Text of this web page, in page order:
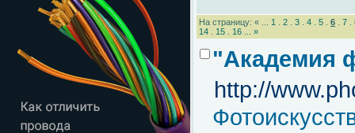
На страницу: « ... 1 2 3 4 5 6 7
14
15 16 »
"Академия
http://